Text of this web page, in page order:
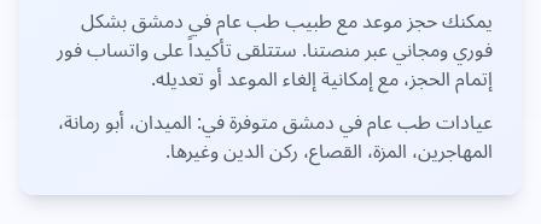
يمكنك حجز موعد مع طبيبطب عامفيدمشقبشكل
فوري ومجاني عبر منصتنا. ستتلقى تأكيداً على واتساب فور
إتمام الحجز، مع إمكانية إلغاء الموعد أو تعديله.
عياداتطب عامفيدمشقمتوفرة في:الميدان، أبو رمانة،
المهاجرين، المزة، القصاع، ركن الدينوغيرها.